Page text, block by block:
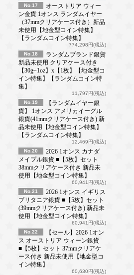
No.17
オーストリア ウィー
ン金貨 1オンス ランダムイヤー
（37mmクリアケース付き）新品
未使用【地金型コイン特集】
【ランダムコイン特集】
774,298円(税込)
No.18
ランダムブランド銀貨
新品未使用 クリアケース付き
【30g~1oz】x【1枚】【地金型コ
イン特集】【ランダムコイン特
集】
11,797円(税込)
No.19
【ランダムイヤー銀
貨】 1オンス アメリカイーグル
銀貨(41mmクリアケース付き) 新
品未使用【地金型コイン特集】
【ランダムコイン特集】
12,469円(税込)
No.20
2026 1オンス カナダ
メイプル銀貨 ■【5枚】セット
38mmクリアケース付き 新品未
使用【地金型コイン特集】
60,941円(税込)
No.21
2026 1オンス イギリス
ブリタニア銀貨 ■【5枚】セット
(39mmクリアケース付き) 新品未
使用【地金型コイン特集】
60,941円(税込)
No.22
【セール】2026 1オン
ス オーストリア ウィーン銀貨
■【5枚】セット 37mmクリアケ
ース付き 新品未使用【地金型コ
イン特集】
60,630円(税込)